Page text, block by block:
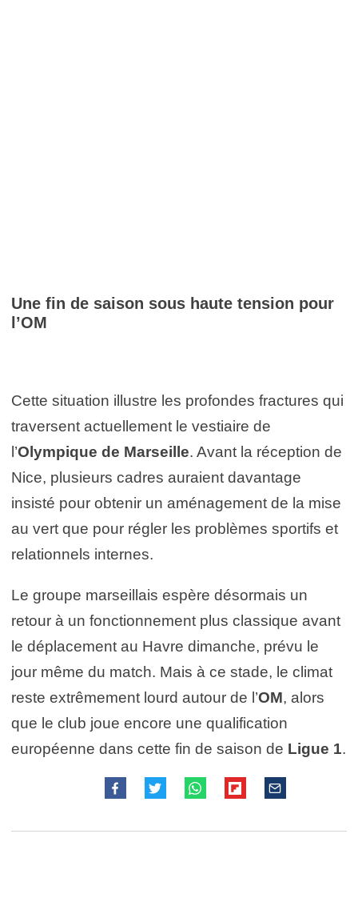
Une fin de saison sous haute tension pour
l’OM
Cette situation illustre les profondes fractures qui
traversent actuellement le vestiaire de
l’Olympique de Marseille. Avant la réception de
Nice, plusieurs cadres auraient davantage
insisté pour obtenir un aménagement de la mise
au vert que pour régler les problèmes sportifs et
relationnels internes.
Le groupe marseillais espère désormais un
retour à un fonctionnement plus classique avant
le déplacement au Havre dimanche, prévu le
jour même du match. Mais à ce stade, le climat
reste extrêmement lourd autour de l’OM, alors
que le club joue encore une qualification
européenne dans cette fin de saison de Ligue 1.